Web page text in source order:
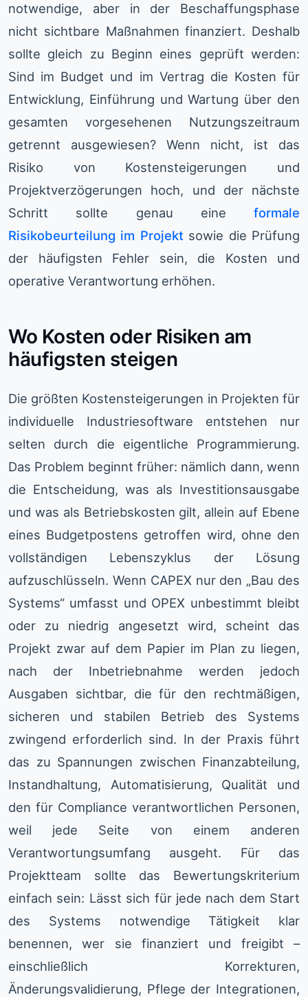
notwendige, aber in der Beschaffungsphase
nicht sichtbare Maßnahmen finanziert. Deshalb
sollte gleich zu Beginn eines geprüft werden:
Sind im Budget und im Vertrag die Kosten für
Entwicklung, Einführung und Wartung über den
gesamten vorgesehenen Nutzungszeitraum
getrennt ausgewiesen? Wenn nicht, ist das
Risiko von Kostensteigerungen und
Projektverzögerungen hoch, und der nächste
Schritt sollte genau eine formale
Risikobeurteilung im Projekt sowie die Prüfung
der häufigsten Fehler sein, die Kosten und
operative Verantwortung erhöhen.
Wo Kosten oder Risiken am
häufigsten steigen
Die größten Kostensteigerungen in Projekten für
individuelle Industriesoftware entstehen nur
selten durch die eigentliche Programmierung.
Das Problem beginnt früher: nämlich dann, wenn
die Entscheidung, was als Investitionsausgabe
und was als Betriebskosten gilt, allein auf Ebene
eines Budgetpostens getroffen wird, ohne den
vollständigen Lebenszyklus der Lösung
aufzuschlüsseln. Wenn CAPEX nur den „Bau des
Systems“ umfasst und OPEX unbestimmt bleibt
oder zu niedrig angesetzt wird, scheint das
Projekt zwar auf dem Papier im Plan zu liegen,
nach der Inbetriebnahme werden jedoch
Ausgaben sichtbar, die für den rechtmäßigen,
sicheren und stabilen Betrieb des Systems
zwingend erforderlich sind. In der Praxis führt
das zu Spannungen zwischen Finanzabteilung,
Instandhaltung, Automatisierung, Qualität und
den für Compliance verantwortlichen Personen,
weil jede Seite von einem anderen
Verantwortungsumfang ausgeht. Für das
Projektteam sollte das Bewertungskriterium
einfach sein: Lässt sich für jede nach dem Start
des Systems notwendige Tätigkeit klar
benennen, wer sie finanziert und freigibt –
einschließlich Korrekturen,
Änderungsvalidierung, Pflege der Integrationen,